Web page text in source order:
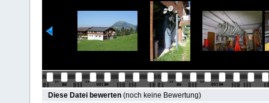
Diese Datei bewerten (noch keine Bewertung)